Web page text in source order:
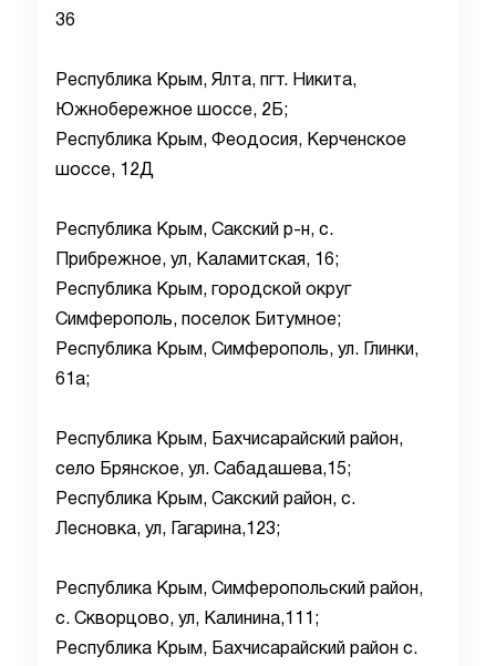
36
Республика Крым, Ялта, пгт. Никита,
Южнобережное шоссе, 2Б;
Республика Крым, Феодосия, Керченское
шоссе, 12Д
Республика Крым, Сакский р-н, с.
Прибрежное, ул, Каламитская, 16;
Республика Крым, городской округ
Симферополь, поселок Битумное;
Республика Крым, Симферополь, ул. Глинки,
61а;
Республика Крым, Бахчисарайский район,
село Брянское, ул. Сабадашева,15;
Республика Крым, Сакский район, с.
Лесновка, ул, Гагарина,123;
Республика Крым, Симферопольский район,
с. Скворцово, ул, Калинина,111;
Республика Крым, Бахчисарайский район с.